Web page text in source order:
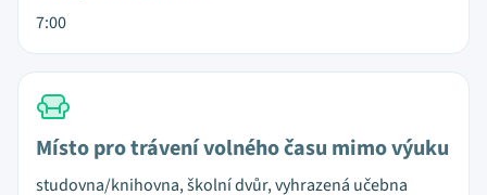
7:00
Místo pro trávení volného času mimo výuku
studovna/knihovna, školní dvůr, vyhrazená učebna